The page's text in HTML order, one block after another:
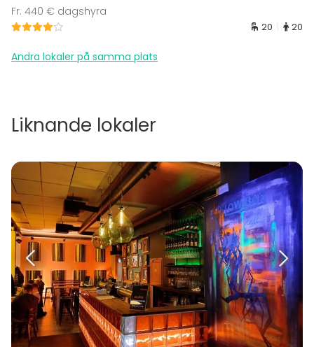
Fr. 440 € dagshyra
20 20
Andra lokaler på samma plats
Liknande lokaler